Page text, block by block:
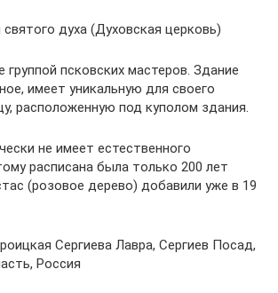
духа (Духовская церковь)
группой псковских мастеров. Здание
имеет уникальную для своего
расположенную под куполом здания.
не имеет естественного
расписана была только 200 лет
(розовое дерево) добавили уже в 19
Сергиева Лавра, Сергиев Посад,
Россия